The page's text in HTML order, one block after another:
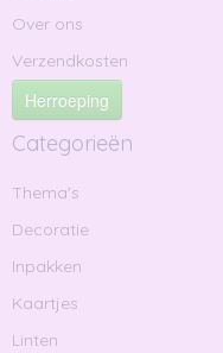
Over ons
Verzendkosten
Herroeping
Categorieën
Thema's
Decoratie
Inpakken
Kaartjes
Linten